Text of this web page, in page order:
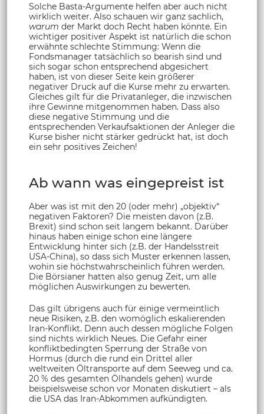
Solche Basta-Argumente helfen aber auch nicht
wirklich weiter. Also schauen wir ganz sachlich,
warum der Markt doch Recht haben könnte. Ein
wichtiger positiver Aspekt ist natürlich die schon
erwähnte schlechte Stimmung: Wenn die
Fondsmanager tatsächlich so bearish sind und
sich sogar schon entsprechend abgesichert
haben, ist von dieser Seite kein größerer
negativer Druck auf die Kurse mehr zu erwarten.
Gleiches gilt für die Privatanleger, die inzwischen
ihre Gewinne mitgenommen haben. Dass also
diese negative Stimmung und die
entsprechenden Verkaufsaktionen der Anleger die
Kurse bisher nicht stärker gedrückt hat, ist doch
ein sehr positives Zeichen!
Ab wann was eingepreist ist
Aber was ist mit den 20 (oder mehr) „objektiv“
negativen Faktoren? Die meisten davon (z.B.
Brexit) sind schon seit langem bekannt. Darüber
hinaus haben einige schon eine längere
Entwicklung hinter sich (z.B. der Handelsstreit
USA-China), so dass sich Muster erkennen lassen,
wohin sie höchstwahrscheinlich führen werden.
Die Börsianer hatten also genug Zeit, um alle
möglichen Auswirkungen zu bewerten.
Das gilt übrigens auch für einige vermeintlich
neue Risiken, z.B. den womöglich eskalierenden
Iran-Konflikt. Denn auch dessen mögliche Folgen
sind nichts wirklich Neues. Die Gefahr einer
konfliktbedingten Sperrung der Straße von
Hormus (durch die rund ein Drittel aller
weltweiten Öltransporte auf dem Seeweg und ca.
20 % des gesamten Ölhandels gehen) wurde
beispielsweise schon vor Monaten diskutiert – als
die USA das Iran-Abkommen aufkündigten.